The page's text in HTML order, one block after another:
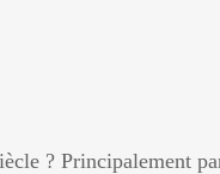
? Principalement